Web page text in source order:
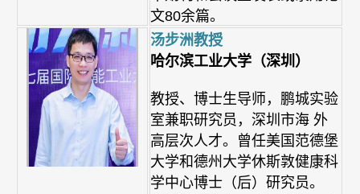
文80余篇。
汤步洲教授
哈尔滨工业大学（深圳）
教授、博士生导师，鹏城实验
室兼职研究员，深圳市海 外
高层次人才。曾任美国范德堡
大学和德州大学休斯敦健康科
学中心博士（后）研究员。